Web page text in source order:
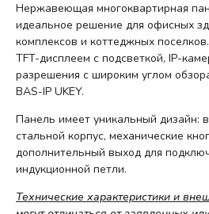
Нержавеющая многоквартирная
идеальное решение для офисных
комплексов и коттеджных
TFT-дисплеем с подсветкой, IP-
разрешения с широким углом
BAS-IP UKEY.
Панель имеет уникальный дизайн:
стальной корпус, механические
дополнительный выход для
индукционной петли.
Технические характеристики и